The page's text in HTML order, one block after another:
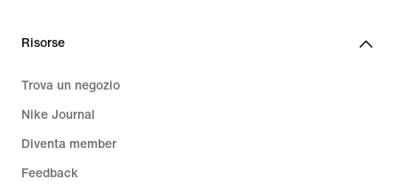
Risorse
Trova un negozio
Nike Journal
Diventa member
Feedback